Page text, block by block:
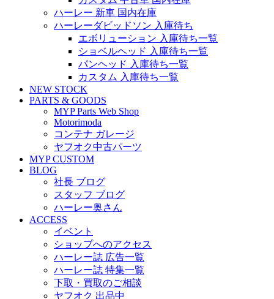
ハーレー 新車 国内在庫
ハーレーダビッドソン 入庫待ち
エボリューション 入庫待ち一覧
ショベルヘッド 入庫待ち一覧
パンヘッド 入庫待ち一覧
カスタム 入庫待ち一覧
NEW STOCK
PARTS & GOODS
MYP Parts Web Shop
Motorimoda
コンテナ ガレージ
ヤフオク中古パーツ
MYP CUSTOM
BLOG
社長 ブログ
スタッフ ブログ
ハーレー奥さん
ACCESS
イベント
ショップへのアクセス
ハーレー誌 広告一覧
ハーレー誌 特集一覧
下取・買取のご相談
ヤフオク 出品中